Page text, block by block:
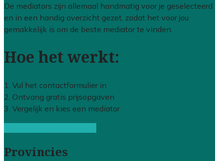
De mediators zijn allemaal handmatig voor je geselecteerd
en in een handig overzicht gezet, zodat het voor jou
gemakkelijk is om de beste mediator te vinden.
Hoe het werkt:
1. Vul het contactformulier in
2. Ontvang gratis prijsopgaven
3. Vergelijk en kies een mediator
Provincies